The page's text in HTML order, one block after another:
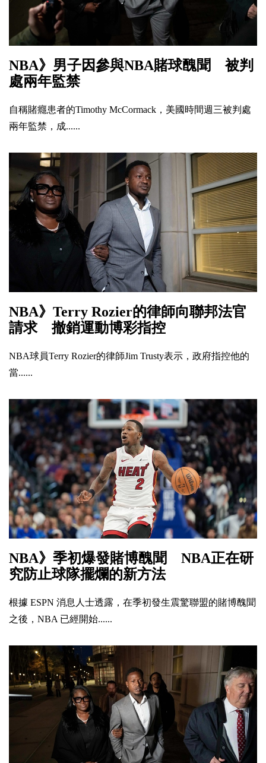
NBA》男子因參與NBA賭球醜聞 被判
處兩年監禁
自稱賭癮患者的Timothy McCormack，美國時間週三被判處
兩年監禁，成......
NBA》Terry Rozier的律師向聯邦法官
請求 撤銷運動博彩指控
NBA球員Terry Rozier的律師Jim Trusty表示，政府指控他的
當......
NBA》季初爆發賭博醜聞 NBA正在研
究防止球隊擺爛的新方法
根據 ESPN 消息人士透露，在季初發生震驚聯盟的賭博醜聞
之後，NBA 已經開始......